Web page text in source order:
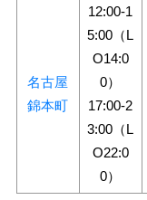
名古屋
錦本町
12:00-1
5:00（L
O14:0
0）
17:00-2
3:00（L
O22:0
0）